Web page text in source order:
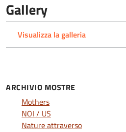
Gallery
Visualizza la galleria
ARCHIVIO MOSTRE
Mothers
NOI / US
Nature attraverso